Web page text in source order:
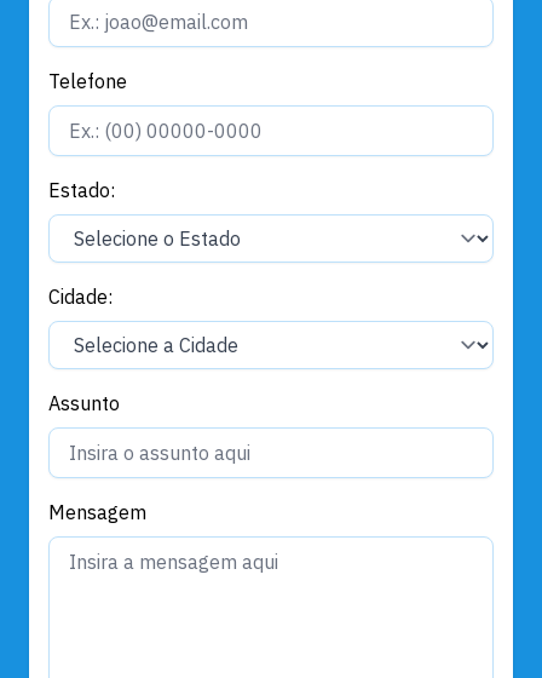
Telefone
Estado:
Cidade:
Assunto
Mensagem